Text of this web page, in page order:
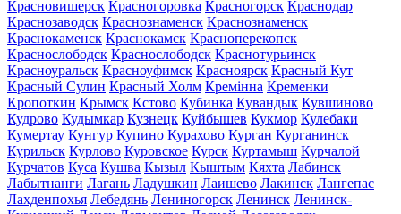
Красновишерск Красногоровка Красногорск Краснодар
Краснозаводск Краснознаменск Краснознаменск
Краснокаменск Краснокамск Красноперекопск
Краснослободск Краснослободск Краснотурьинск
Красноуральск Красноуфимск Красноярск Красный Кут
Красный Сулин Красный Холм Кремінна Кременки
Кропоткин Крымск Кстово Кубинка Кувандык Кувшиново
Кудрово Кудымкар Кузнецк Куйбышев Кукмор Кулебаки
Кумертау Кунгур Купино Курахово Курган Курганинск
Курильск Курлово Куровское Курск Куртамыш Курчалой
Курчатов Куса Кушва Кызыл Кыштым Кяхта Лабинск
Лабытнанги Лагань Ладушкин Лаишево Лакинск Лангепас
Лахденпохья Лебедянь Лениногорск Ленинск Ленинск-